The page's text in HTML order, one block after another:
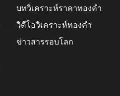
บทวิเคราะห์ราคาทองคำ
วิดีโอวิเคราะห์ทองคำ
ข่าวสารรอบโลก